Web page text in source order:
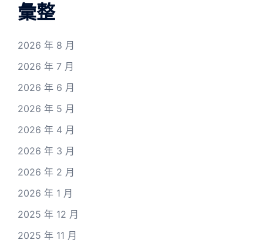
彙整
2026 年 8 月
2026 年 7 月
2026 年 6 月
2026 年 5 月
2026 年 4 月
2026 年 3 月
2026 年 2 月
2026 年 1 月
2025 年 12 月
2025 年 11 月